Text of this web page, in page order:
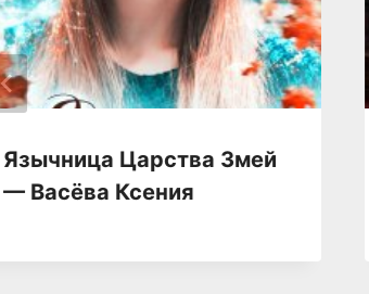
Язычница Царства Змей
— Васёва Ксения